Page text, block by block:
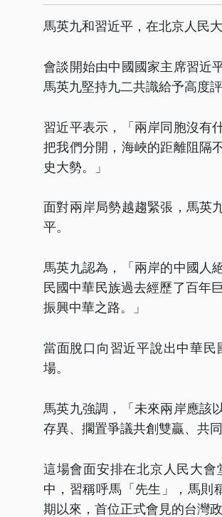
馬英九和習近平，在北京人民
會談開始由中國國家主席習近
馬英九堅持九二共識給予高度評
習近平表示，「兩岸同胞沒有
把我們分開，海峽的距離阻隔
史大勢。」
面對兩岸局勢越趨緊張，馬英
平。
馬英九認為，「兩岸的中國人
民國中華民族過去經歷了百年
振興中華之路。」
當面脫口向習近平說出中華
場。
馬英九強調，「未來兩岸應該
存異、擱置爭議共創雙贏、共
這場會面安排在北京人民大
中，習稱呼馬「先生」，馬則
期以來，首位正式會見的台灣政